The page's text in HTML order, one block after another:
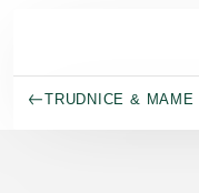
TRUDNICE & MAME